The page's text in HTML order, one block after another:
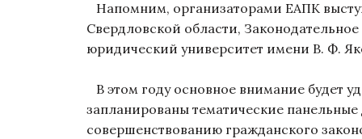
Напомним, организаторами ЕАПК
Свердловской области,
юридический университет имени В. Ф.
В этом году основное внимание будет
запланированы тематические
совершенствованию гражданского